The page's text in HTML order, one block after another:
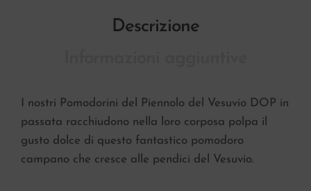
Descrizione
I nostri Pomodorini del Piennolo del Vesuvio DOP in
passata racchiudono nella loro corposa polpa il
gusto dolce di questo fantastico pomodoro
campano che cresce alle pendici del Vesuvio.